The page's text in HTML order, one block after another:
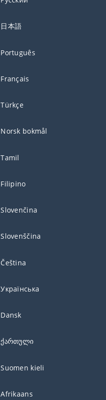
日本語
Português
Français
Türkçe
Norsk bokmål
Tamil
Filipino
Slovenčina
Slovenščina
Čeština
Українська
Dansk
ქართული
Suomen kieli
Afrikaans